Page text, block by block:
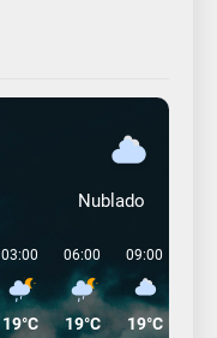
Nublado
03:00
19°C
06:00
19°C
09:00
19°C